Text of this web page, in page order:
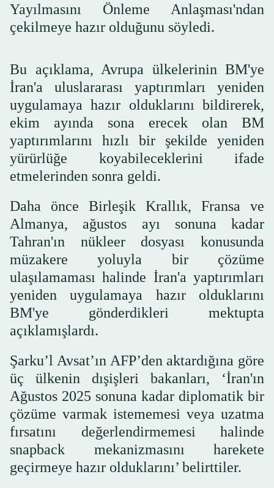
Yayılmasını Önleme Anlaşması'ndan
çekilmeye hazır olduğunu söyledi.
Bu açıklama, Avrupa ülkelerinin BM'ye
İran'a uluslararası yaptırımları yeniden
uygulamaya hazır olduklarını bildirerek,
ekim ayında sona erecek olan BM
yaptırımlarını hızlı bir şekilde yeniden
yürürlüğe koyabileceklerini ifade
etmelerinden sonra geldi.
Daha önce Birleşik Krallık, Fransa ve
Almanya, ağustos ayı sonuna kadar
Tahran'ın nükleer dosyası konusunda
müzakere yoluyla bir çözüme
ulaşılamaması halinde İran'a yaptırımları
yeniden uygulamaya hazır olduklarını
BM'ye gönderdikleri mektupta
açıklamışlardı.
Şarku’l Avsat’ın AFP’den aktardığına göre
üç ülkenin dışişleri bakanları, ‘İran'ın
Ağustos 2025 sonuna kadar diplomatik bir
çözüme varmak istememesi veya uzatma
fırsatını değerlendirmemesi halinde
snapback mekanizmasını harekete
geçirmeye hazır olduklarını’ belirttiler.